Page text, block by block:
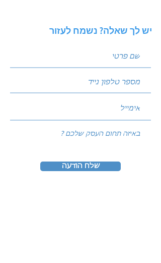
יש לך שאלה? נשמח לעזור
שלח הודעה